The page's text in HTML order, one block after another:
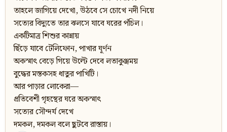
তাহলে জাগিয়ে দেখো, উঠবে সে চোখে নদী নিয়ে
সত্যের বিদ্যুতে তার ঝলসে যাবে ঘরের পঁচিল।
একটিমাত্র শিশুর কান্নায়
ছিঁড়ে যাবে টেলিফোন, পাখার ঘূর্ণন
অকস্মাৎ বেড়ে গিয়ে উল্টে দেবে লতাকুঞ্জময়
বুদ্ধের মস্তকসহ ধাতুর পাখিটি।
আর পাড়ার লোকেরা—
প্রতিবেশী গৃহস্থের ঘরে অকস্মাৎ
সত্যের সৌন্দর্য দেখে
দমকল, দমকল বলে ছুটবে রাস্তায়।